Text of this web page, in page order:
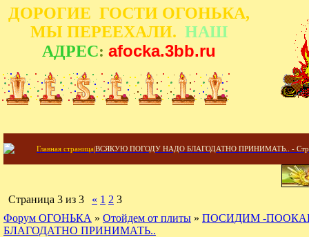
ДОРОГИЕ ГОСТИ ОГОНЬКА,
МЫ ПЕРЕЕХАЛИ. НАШ
АДРЕС: afocka.3bb.ru
Главная страница|ВСЯКУЮ ПОГОДУ НАДО БЛАГОДАТНО ПРИНИМАТЬ.. -
Страница 3 из 3 « 1 2 3
Форум ОГОНЬКА » Отойдем от плиты » ПОСИДИМ -
БЛАГОДАТНО ПРИНИМАТЬ..